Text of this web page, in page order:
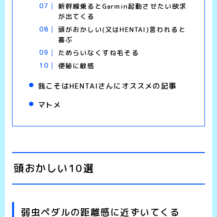
新幹線乗るとGarmin起動させたい欲求
が出てくる
頭がおかしい(又はHENTAI)言われると
喜ぶ
ためらいなくすね毛そる
便秘に敏感
我こそはHENTAIさんにオススメの記事
マトメ
頭おかしい10選
弱虫ペダルの距離感に近ずいてくる